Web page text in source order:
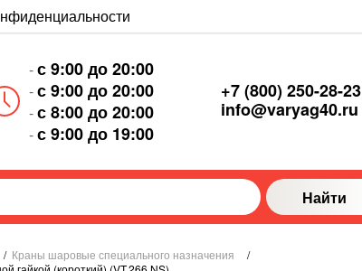
-с 9:00 до 20:00
-с 9:00 до 20:00
-с 8:00 до 20:00
-с 9:00 до 19:00
+7 (800) 250-28-23
info@varyag40.ru
Найти
/ Краны шаровые специального назначения
/